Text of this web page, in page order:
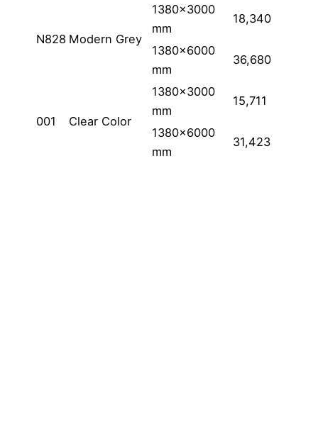
N828 Modern Grey
1380×3000
mm
18,340
1380×6000
mm
36,680
001 Clear Color
1380×3000
mm
15,711
1380×6000
mm
31,423